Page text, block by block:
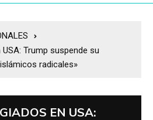
Trump suspende su
radicales»
EN USA: